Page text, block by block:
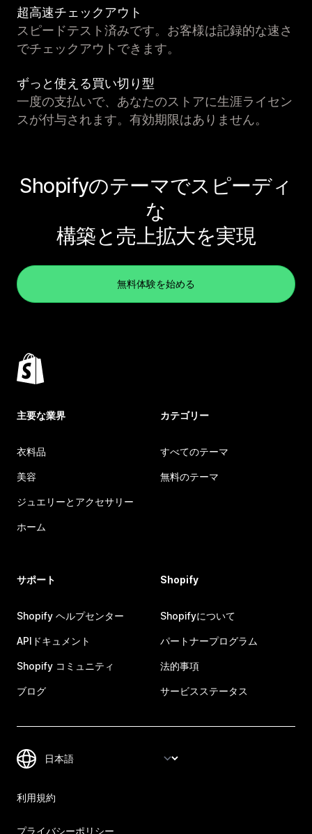
超高速チェックアウト
スピードテスト済みです。お客様は記録的な速さ
でチェックアウトできます。
ずっと使える買い切り型
一度の支払いで、あなたのストアに生涯ライセン
スが付与されます。有効期限はありません。
Shopifyのテーマでスピーディ
な
構築と売上拡大を実現
無料体験を始める
主要な業界
衣料品
美容
ジュエリーとアクセサリー
ホーム
カテゴリー
すべてのテーマ
無料のテーマ
サポート
Shopify ヘルプセンター
APIドキュメント
Shopify コミュニティ
ブログ
Shopify
Shopifyについて
パートナープログラム
法的事項
サービスステータス
利用規約
プライバシーポリシー